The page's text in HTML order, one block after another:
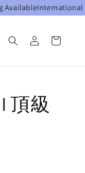
International
頂級